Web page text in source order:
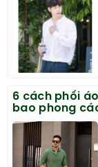
6 cách phối
bao phong